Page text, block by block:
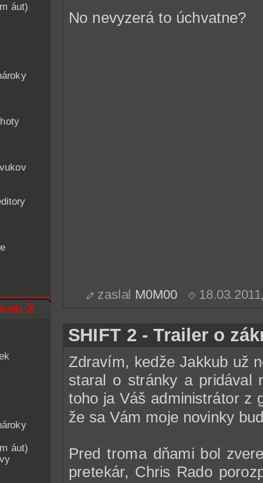
áut)
2
áut)
No nevyzerá to úchvatne?
zaslal M0M00
SHIFT 2 - Trailer o
Zdravím, kedže Jakkub už
staral o stránky a pridával
toho ja Váš administrátor z
že sa Vám moje novinky
Pred troma dňami bol
pretekár, Chris Rado